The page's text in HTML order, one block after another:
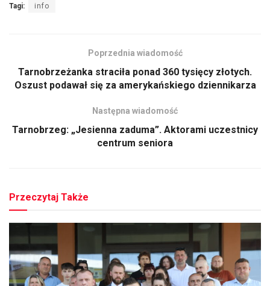
Tagi: info
Poprzednia wiadomość
Tarnobrzeżanka straciła ponad 360 tysięcy złotych.
Oszust podawał się za amerykańskiego dziennikarza
Następna wiadomość
Tarnobrzeg: „Jesienna zaduma”. Aktorami uczestnicy
centrum seniora
Przeczytaj Także